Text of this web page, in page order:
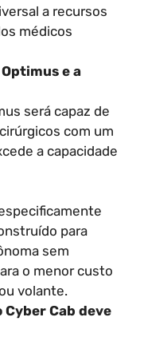
a recursos
médicos
e a
será capaz de
com um
a capacidade
para
sem
o menor custo
volante.
Cyber Cab deve